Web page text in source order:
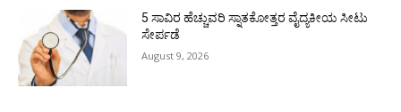
5 ಸಾವಿರ ಹೆಚ್ಚುವರಿ ಸ್ನಾತಕೋತ್ತರ ವೈದ್ಯಕೀಯ ಸೀಟು
ಸೇರ್ಪಡೆ
August 9, 2026